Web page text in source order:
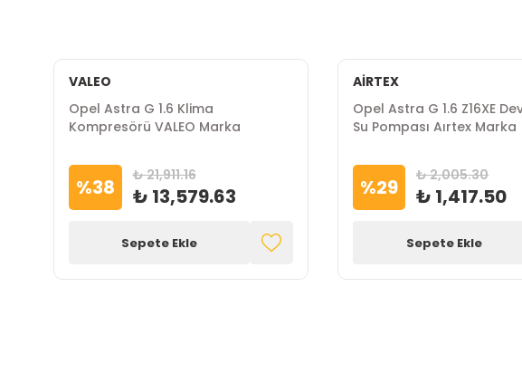
VALEO
Opel Astra G 1.6 Klima
Kompresörü VALEO Marka
%38 ₺ 21,911.16
₺ 13,579.63
Sepete Ekle
AİRTEX
Opel Astra G 1.6 Z16XE
Su Pompası Aırtex Marka
%29 ₺ 2,005.30
₺ 1,417.50
Sepete Ekle